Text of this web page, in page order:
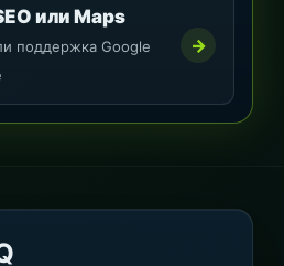
или Maps
поддержка Google
→